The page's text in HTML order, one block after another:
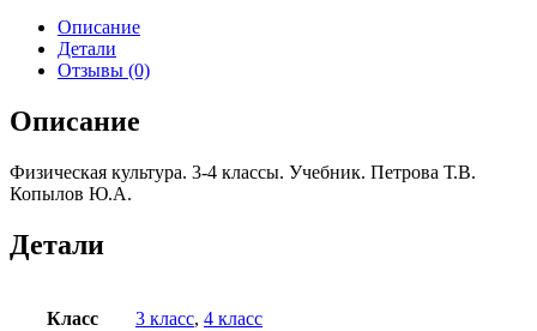
3-
4
классы.
Т.В.
Ю.А.
Описание
Детали
Отзывы (0)
Описание
Физическая культура. 3-4 классы. Учебник. Петрова Т.В.
Копылов Ю.А.
Детали
Класс 3 класс, 4 класс